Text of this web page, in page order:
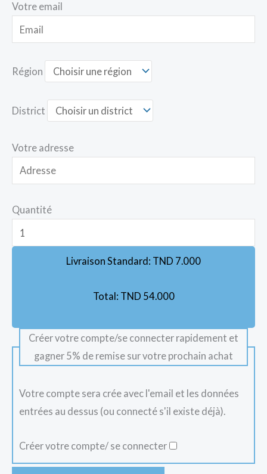
Votre email
Région
District
Votre adresse
Quantité
Livraison Standard: TND 7.000
Total: TND 54.000
Créer votre compte/se connecter rapidement et
gagner 5% de remise sur votre prochain achat
Votre compte sera crée avec l'email et les données
entrées au dessus (ou connecté s'il existe déjà).
Créer votre compte/ se connecter